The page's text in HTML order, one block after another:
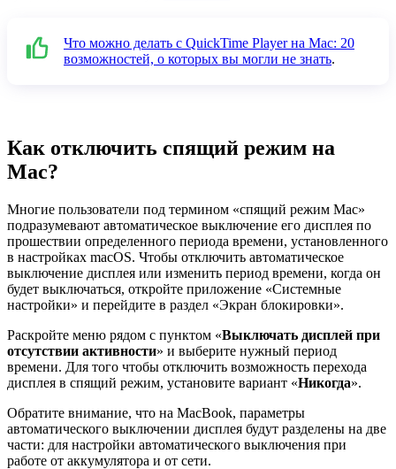
Что можно делать с QuickTime Player на Mac: 20
возможностей, о которых вы могли не знать.
Как отключить спящий режим на
Mac?
Многие пользователи под термином «спящий режим Mac»
подразумевают автоматическое выключение его дисплея по
прошествии определенного периода времени, установленного
в настройках macOS. Чтобы отключить автоматическое
выключение дисплея или изменить период времени, когда он
будет выключаться, откройте приложение «Системные
настройки» и перейдите в раздел «Экран блокировки».
Раскройте меню рядом с пунктом «Выключать дисплей при
отсутствии активности» и выберите нужный период
времени. Для того чтобы отключить возможность перехода
дисплея в спящий режим, установите вариант «Никогда».
Обратите внимание, что на MacBook, параметры
автоматического выключении дисплея будут разделены на две
части: для настройки автоматического выключения при
работе от аккумулятора и от сети.